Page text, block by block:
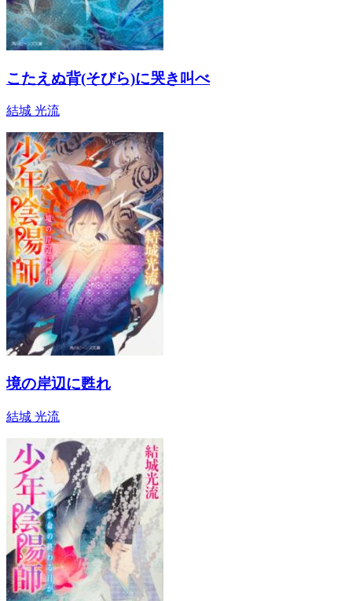
こたえぬ背(そびら)に哭き叫べ
結城 光流
境の岸辺に甦れ
結城 光流